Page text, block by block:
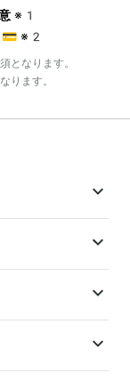
※1
💳 ※2
なります。
ます。